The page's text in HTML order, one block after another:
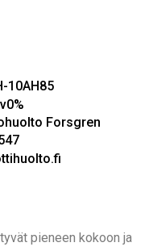
10AH85
Forsgren
pieneen kokoon ja